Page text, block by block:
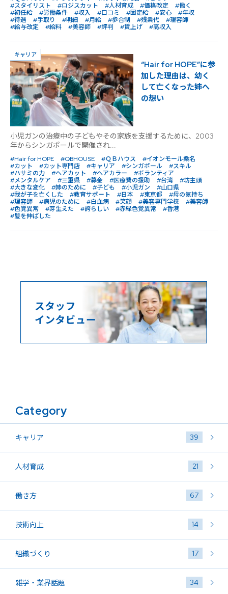
#スタイリスト
#ロジスカット #人材育成 #価格改定
#働く
#初任給
#労働条件 #収入 #口コミ #固定給 #安心
#年収
#待遇
#手取り #明細 #月給 #歩合制 #残業代
#理容師
#給与改定
#給料 #美容師 #評判 #賃上げ #高収入
キャリア
“Hair for HOPE”に参
加した理由は、幼く
して亡くなった姉へ
の想い
小児ガンの治療中の子どもやその家族を支援するために、2003
年からシンガポールで開催され...
#Hair for HOPE #QBHOUSE #ＱＢハウス
#イオンモール桑名
#カット
#カット専門店 #キャリア #シンガポール
#スキル
#ハサミの力
#ヘアカット #ヘアカラー
#ボランティア
#メンタルケア
#三重県 #募金 #医療費の援助 #台湾
#坊主頭
#大きな変化
#姉のために #子ども #小児ガン
#山口県
#我が子を亡くした
#教育サポート #日本 #東京都
#母の気持ち
#理容師
#病児のために #白血病 #笑顔 #美容専門学校
#美容師
#色覚異常
#芽生えた #誇らしい #赤緑色覚異常
#香港
#髪を伸ばした
Category
キャリア 39
人材育成 21
働き方 67
技術向上 14
組織づくり 17
雑学・業界話題 34